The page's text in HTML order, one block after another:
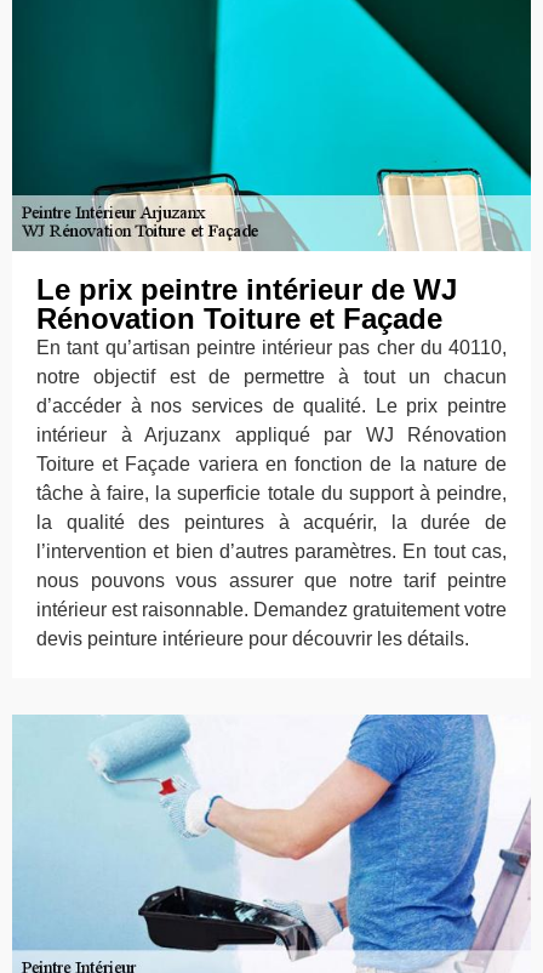
Le prix peintre intérieur de WJ
Rénovation Toiture et Façade
En tant qu’artisan peintre intérieur pas cher du 40110,
notre objectif est de permettre à tout un chacun
d’accéder à nos services de qualité. Le prix peintre
intérieur à Arjuzanx appliqué par WJ Rénovation
Toiture et Façade variera en fonction de la nature de
tâche à faire, la superficie totale du support à peindre,
la qualité des peintures à acquérir, la durée de
l’intervention et bien d’autres paramètres. En tout cas,
nous pouvons vous assurer que notre tarif peintre
intérieur est raisonnable. Demandez gratuitement votre
devis peinture intérieure pour découvrir les détails.